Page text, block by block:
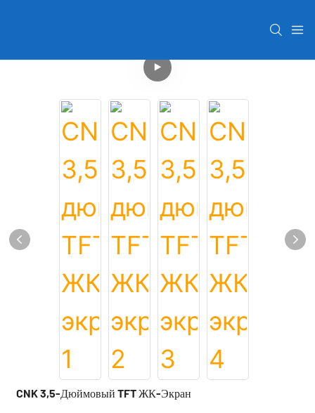
CNK 3,5-Дюймовый TFT ЖК-Экран